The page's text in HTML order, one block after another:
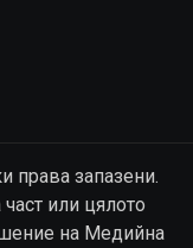
права запазени.
или цялото
на Медийна